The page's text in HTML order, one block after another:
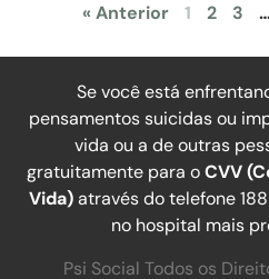
« Anterior 1 2 3
Se você está
pensamentos suicidas ou
vida ou a de outras
gratuitamente para oCVV
Vida) através do telefone
no hospital mais
Psi Social Todos os